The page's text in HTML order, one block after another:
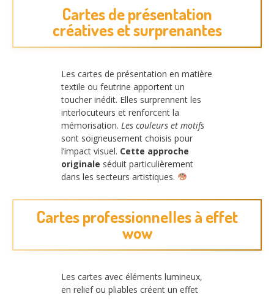
Cartes de présentation
créatives et surprenantes
Les cartes de présentation en matière
textile ou feutrine apportent un
toucher inédit. Elles surprennent les
interlocuteurs et renforcent la
mémorisation. Les couleurs et motifs
sont soigneusement choisis pour
l’impact visuel. Cette approche
originale séduit particulièrement
dans les secteurs artistiques.
Cartes professionnelles à effet
wow
Les cartes avec éléments lumineux,
en relief ou pliables créent un effet